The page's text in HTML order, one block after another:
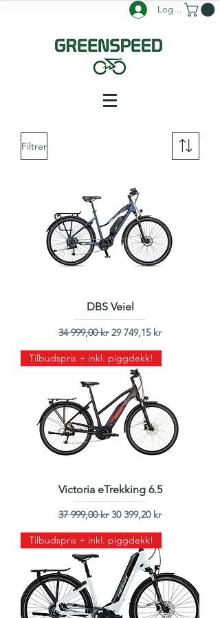
Logg inn
Filtrer
DBS Veiel
Vanlig pris
34 999,00 kr Salgspris
29 749,15 kr
Tilbudspris + inkl. piggdekk!
Victoria eTrekking 6.5
Vanlig pris
37 999,00 kr Salgspris
30 399,20 kr
Tilbudspris + inkl. piggdekk!